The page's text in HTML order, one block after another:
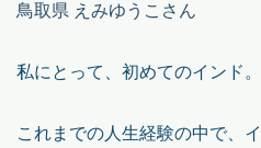
鳥取県 えみゆうこさん
私にとって、初めてのインド。
これまでの人生経験の中で、